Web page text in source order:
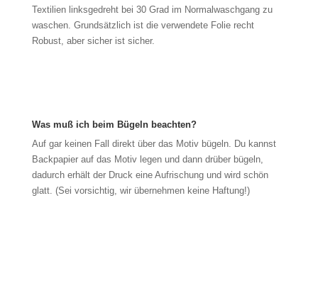
Textilien linksgedreht bei 30 Grad im Normalwaschgang zu
waschen. Grundsätzlich ist die verwendete Folie recht
Robust, aber sicher ist sicher.
Was muß ich beim Bügeln beachten?
Auf gar keinen Fall direkt über das Motiv bügeln. Du kannst
Backpapier auf das Motiv legen und dann drüber bügeln,
dadurch erhält der Druck eine Aufrischung und wird schön
glatt. (Sei vorsichtig, wir übernehmen keine Haftung!)